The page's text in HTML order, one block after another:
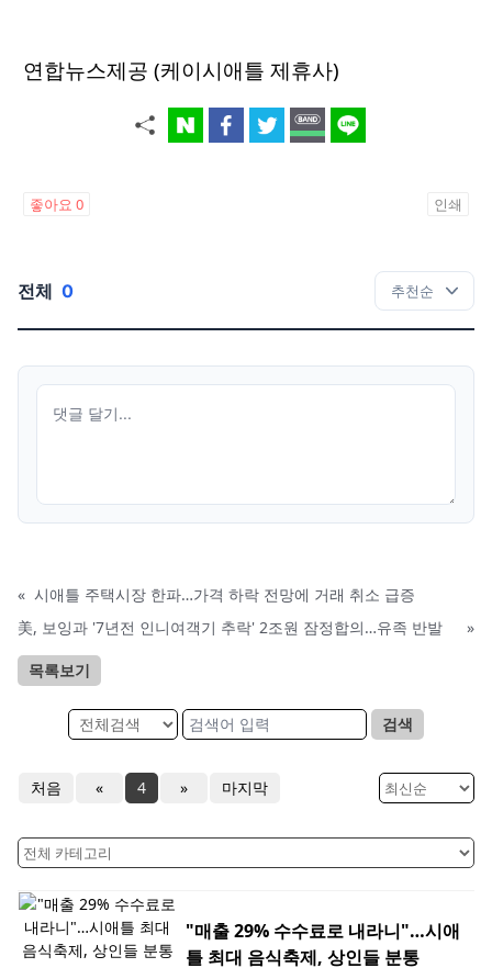
연합뉴스제공 (케이시애틀 제휴사)
좋아요 0 인쇄
전체 0
« 시애틀 주택시장 한파…가격 하락 전망에 거래 취소 급증
美, 보잉과 '7년전 인니여객기 추락' 2조원 잠정합의…유족 반발
»
목록보기
검색
처음 « 4 » 마지막
"매출 29% 수수료로 내라니"…시애
틀 최대 음식축제, 상인들 분통